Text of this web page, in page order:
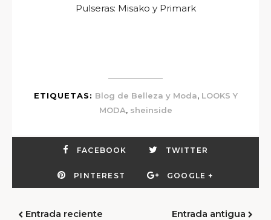
Pulseras: Misako y Primark
ETIQUETAS: Blog de Belleza y Moda, LOOKS Y
MODA, sheinside
FACEBOOK TWITTER
PINTEREST GOOGLE +
Entrada reciente Entrada antigua